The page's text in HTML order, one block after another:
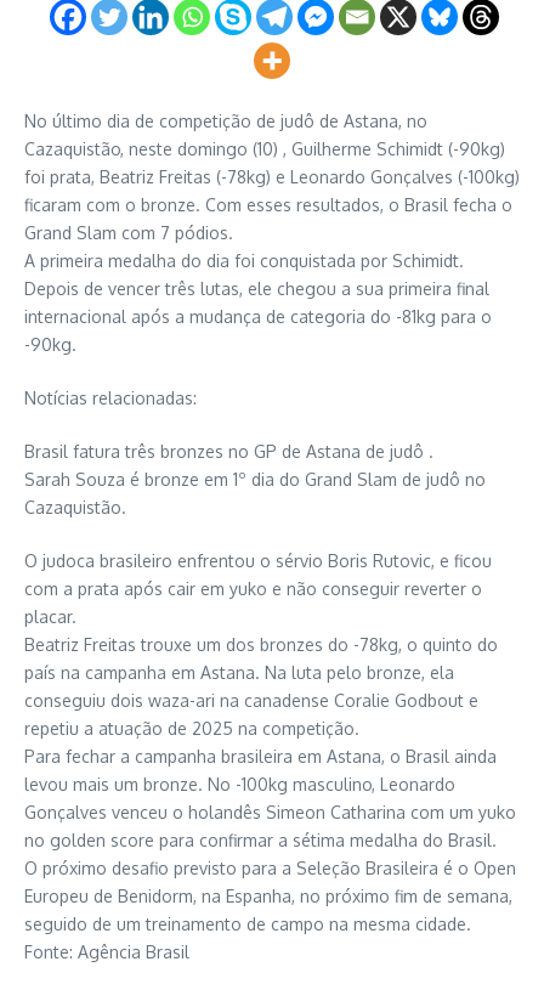
No último dia de competição de judô de Astana, no
Cazaquistão, neste domingo (10) , Guilherme Schimidt (-90kg)
foi prata, Beatriz Freitas (-78kg) e Leonardo Gonçalves (-100kg)
ficaram com o bronze. Com esses resultados, o Brasil fecha o
Grand Slam com 7 pódios.
A primeira medalha do dia foi conquistada por Schimidt.
Depois de vencer três lutas, ele chegou a sua primeira final
internacional após a mudança de categoria do -81kg para o
-90kg.
Notícias relacionadas:
Brasil fatura três bronzes no GP de Astana de judô .
Sarah Souza é bronze em 1º dia do Grand Slam de judô no
Cazaquistão.
O judoca brasileiro enfrentou o sérvio Boris Rutovic, e ficou
com a prata após cair em yuko e não conseguir reverter o
placar.
Beatriz Freitas trouxe um dos bronzes do -78kg, o quinto do
país na campanha em Astana. Na luta pelo bronze, ela
conseguiu dois waza-ari na canadense Coralie Godbout e
repetiu a atuação de 2025 na competição.
Para fechar a campanha brasileira em Astana, o Brasil ainda
levou mais um bronze. No -100kg masculino, Leonardo
Gonçalves venceu o holandês Simeon Catharina com um yuko
no golden score para confirmar a sétima medalha do Brasil.
O próximo desafio previsto para a Seleção Brasileira é o Open
Europeu de Benidorm, na Espanha, no próximo fim de semana,
seguido de um treinamento de campo na mesma cidade.
Fonte: Agência Brasil